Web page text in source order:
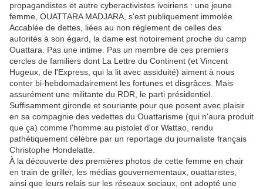
propagandistes et autre cyberactivistes ivoiriens : une jeune
femme, OUATTARA MADJARA, s'est publiquement immolée.
Accablée de dettes, liées au non règlement de celles des
autorités à son égard, la dame est notoirement proche du camp
Ouattara. Pas une intime. Pas un membre de ces premiers
cercles de familiers dont La Lettre du Continent (et Vincent
Hugeux, de l'Express, qui la lit avec assiduité) aiment à nous
conter bi-hebdomadairement les fortunes et disgrâces. Mais
assurément une militante du RDR, le parti présidentiel.
Suffisamment gironde et souriante pour que posent avec plaisir
en sa compagnie des vedettes du Ouattarisme (qui n'aura produit
que ça) comme l'homme au pistolet d'or Wattao, rendu
pathétiquement célèbre par un reportage du journaliste français
Christophe Hondelatte.
À la découverte des premières photos de cette femme en chair
en train de griller, les médias gouvernementaux, ouattaristes,
ainsi que leurs relais sur les réseaux sociaux, ont adopté une